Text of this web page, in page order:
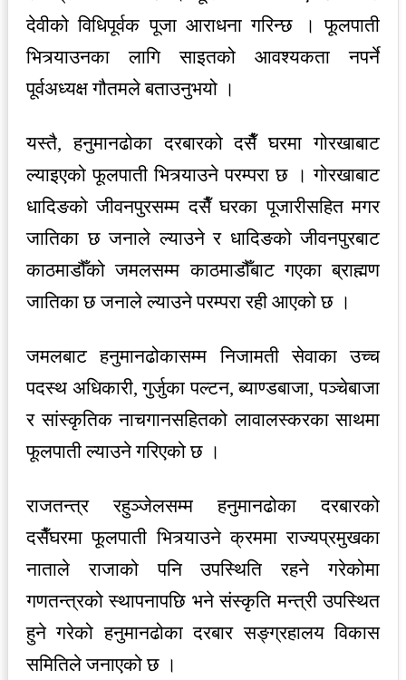
देवीको विधिपूर्वक पूजा आराधना गरिन्छ । फूलपाती
भित्र्याउनका लागि साइतको आवश्यकता नपर्ने
पूर्वअध्यक्ष गौतमले बताउनुभयो ।
यस्तै, हनुमानढोका दरबारको दसैँ घरमा गोरखाबाट
ल्याइएको फूलपाती भित्र्याउने परम्परा छ । गोरखाबाट
धादिङको जीवनपुरसम्म दसैँ घरका पूजारीसहित मगर
जातिका छ जनाले ल्याउने र धादिङको जीवनपुरबाट
काठमाडौँको जमलसम्म काठमाडौँबाट गएका ब्राह्मण
जातिका छ जनाले ल्याउने परम्परा रही आएको छ ।
जमलबाट हनुमानढोकासम्म निजामती सेवाका उच्च
पदस्थ अधिकारी, गुर्जुका पल्टन, ब्याण्डबाजा, पञ्चेबाजा
र सांस्कृतिक नाचगानसहितको लावालस्करका साथमा
फूलपाती ल्याउने गरिएको छ ।
राजतन्त्र रहुञ्जेलसम्म हनुमानढोका दरबारको
दसैँघरमा फूलपाती भित्र्याउने क्रममा राज्यप्रमुखका
नाताले राजाको पनि उपस्थिति रहने गरेकोमा
गणतन्त्रको स्थापनापछि भने संस्कृति मन्त्री उपस्थित
हुने गरेको हनुमानढोका दरबार सङ्ग्रहालय विकास
समितिले जनाएको छ ।